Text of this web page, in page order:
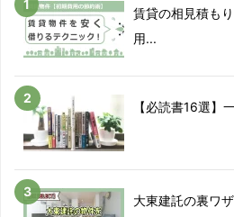
賃貸の相見積も
用...
【必読書16選】
大東建託の裏ワ